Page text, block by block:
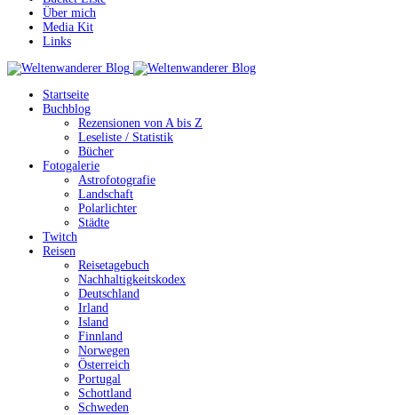
Über mich
Media Kit
Links
Startseite
Buchblog
Rezensionen von A bis Z
Leseliste / Statistik
Bücher
Fotogalerie
Astrofotografie
Landschaft
Polarlichter
Städte
Twitch
Reisen
Reisetagebuch
Nachhaltigkeitskodex
Deutschland
Irland
Island
Finnland
Norwegen
Österreich
Portugal
Schottland
Schweden